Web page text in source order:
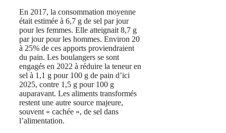
En 2017, la consommation moyenne
était estimée à 6,7 g de sel par jour
pour les femmes. Elle atteignait 8,7 g
par jour pour les hommes. Environ 20
à 25% de ces apports proviendraient
du pain. Les boulangers se sont
engagés en 2022 à réduire la teneur en
sel à 1,1 g pour 100 g de pain d’ici
2025, contre 1,5 g pour 100 g
auparavant. Les aliments transformés
restent une autre source majeure,
souvent « cachée », de sel dans
l’alimentation.